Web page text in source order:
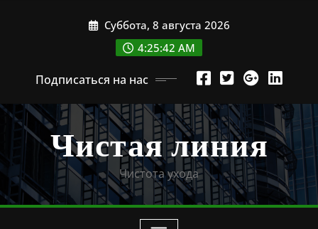
Суббота, 8 августа 2026
4:25:44 AM
Подписаться на нас
Чистая линия
Чистота ухода